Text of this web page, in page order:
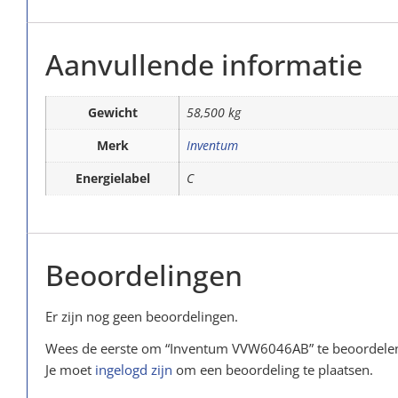
Aanvullende informatie
Gewicht 58,500 kg
Merk Inventum
Energielabel C
Beoordelingen
Er zijn nog geen beoordelingen.
Wees de eerste om “Inventum VVW6046AB” te
Je moet ingelogd zijn om een beoordeling te plaatsen.